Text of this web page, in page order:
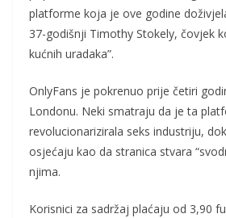
platforme koja je ove godine
37-godišnji Timothy Stokely, čovjek
kućnih uradaka”.
OnlyFans je pokrenuo prije četiri
Londonu. Neki smatraju da je ta
revolucionarizirala seks industriju,
osjećaju kao da stranica stvara
njima.
Korisnici za sadržaj plaćaju od 3,90